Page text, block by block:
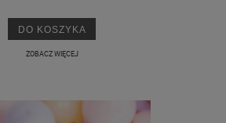
DO KOSZYKA
ZOBACZ WIĘCEJ